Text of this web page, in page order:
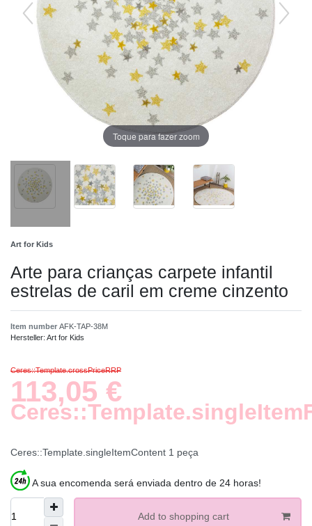
Toque para fazer zoom
Art for Kids
Arte para crianças carpete infantil
estrelas de caril em creme cinzento
Item number AFK-TAP-38M
Hersteller: Art for Kids
Ceres::Template.crossPriceRRP
113,05 €
Ceres::Template.singleItemContent 1 peça
A sua encomenda será enviada dentro de 24 horas!
Add to shopping cart